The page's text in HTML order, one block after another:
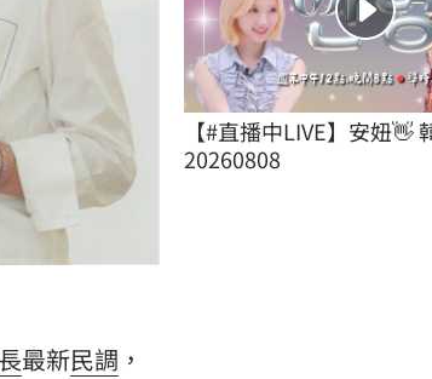
最新民調 ，
【#直播中LIVE】安妞👋
20260808